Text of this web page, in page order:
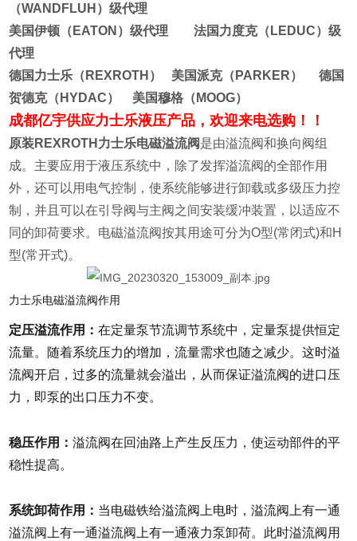
（WANDFLUH）级代理
美国伊顿（EATON）级代理 法国力度克（LEDUC）级
代理
德国力士乐（REXROTH） 美国派克（PARKER） 德国
贺德克（HYDAC） 美国穆格（MOOG）
成都亿宇供应力士乐液压产品，欢迎来电选购！！
原装REXROTH力士乐电磁溢流阀是由溢流阀和换向阀组
成。主要应用于液压系统中，除了发挥溢流阀的全部作用
外，还可以用电气控制，使系统能够进行卸载或多级压力控
制，并且可以在引导阀与主阀之间安装缓冲装置，以适应不
同的卸荷要求。电磁溢流阀按其用途可分为O型(常闭式)和H
型(常开式)。
力士乐电磁溢流阀作用
定压溢流作用：在定量泵节流调节系统中，定量泵提供恒定
流量。随着系统压力的增加，流量需求也随之减少。这时溢
流阀开启，过多的流量就会溢出，从而保证溢流阀的进口压
力，即泵的出口压力不变。
稳压作用：溢流阀在回油路上产生反压力，使运动部件的平
稳性提高。
系统卸荷作用： 当电磁铁给溢流阀上电时，溢流阀上有一通
溢流阀上有一通溢流阀上有一通液力泵卸荷。此时溢流阀用